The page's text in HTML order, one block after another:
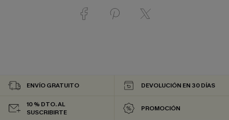
ENVÍO GRATUITO DEVOLUCIÓN EN 30 DÍAS
10 % DTO. AL
SUSCRIBIRTE
PROMOCIÓN